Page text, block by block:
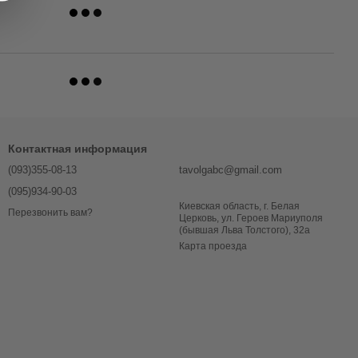
Контактная информация
(093)355-08-13
(095)934-90-03
Перезвонить вам?
tavolgabc@gmail.com
Киевская область, г. Белая
Церковь, ул. Героев Мариуполя
(бывшая Льва Толстого), 32a
Карта проезда